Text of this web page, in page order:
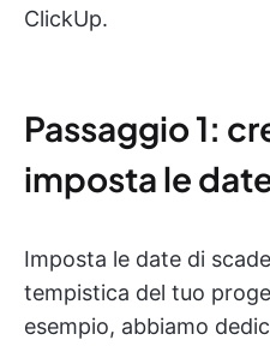
ClickUp.
Passaggio 1:
imposta le
Imposta le date di
tempistica del tuo
esempio, abbiamo